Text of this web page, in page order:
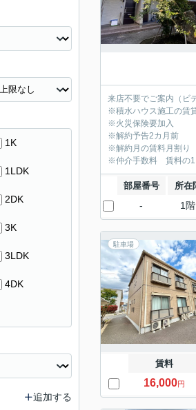
来店不要でご案内（ビ
※積水ハウス施工の賃
※火災保険要加入
※解約予告2カ月前
※解約月の賃料月割り
※仲介手数料 賃料の
部屋番号 所在
- 1階
駐車場
賃料
16,000円
1K
1LDK
2DK
3K
3LDK
4DK
追加する